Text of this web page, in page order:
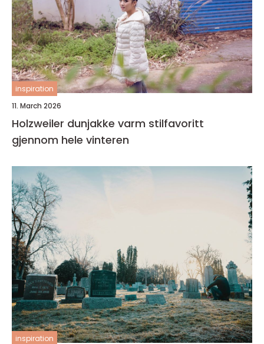
inspiration
11. March 2026
Holzweiler dunjakke varm stilfavoritt
gjennom hele vinteren
inspiration